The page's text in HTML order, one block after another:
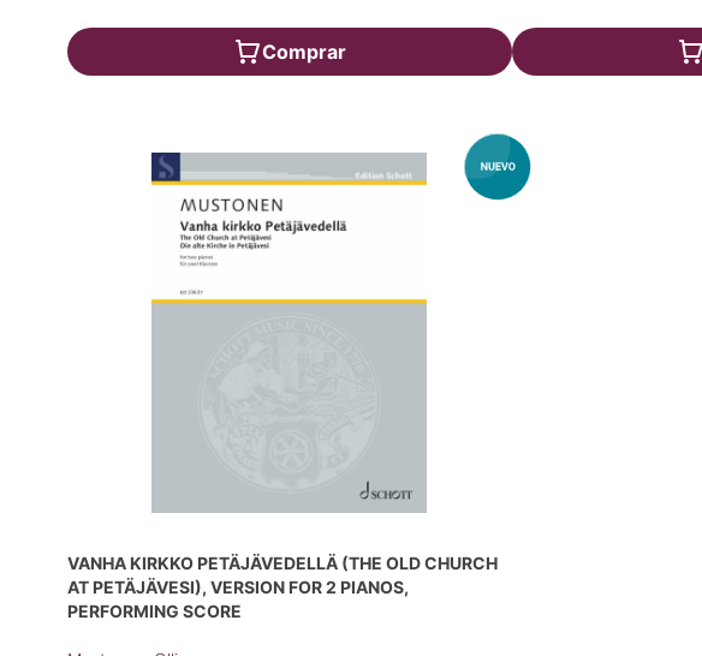
Comprar
VANHA KIRKKO PETÄJÄVEDELLÄ (THE OLD CHURCH
AT PETÄJÄVESI), VERSION FOR 2 PIANOS,
PERFORMING SCORE